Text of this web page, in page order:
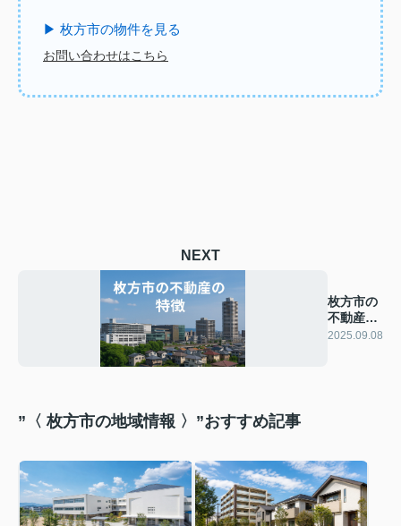
▶ 枚方市の物件を見る
お問い合わせはこちら
NEXT
枚方市の
不動産の
特徴
2025.09.08
”〈 枚方市の地域情報 〉”おすすめ記事